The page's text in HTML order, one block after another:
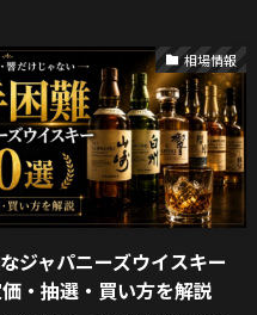
相場情報
ジャパニーズウイスキー
・抽選・買い方を解説